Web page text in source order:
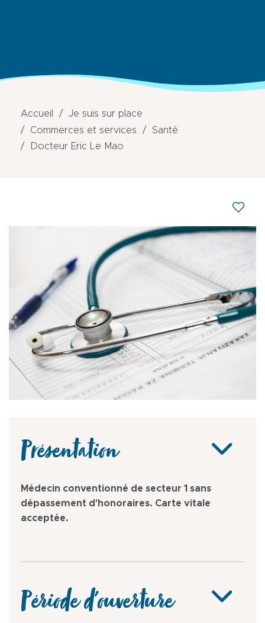
Accueil
Je suis sur place
Commerces et services
Santé
Docteur Eric Le Mao
Présentation
Médecin conventionné de secteur 1 sans
dépassement d'honoraires. Carte vitale
acceptée.
Période d'ouverture